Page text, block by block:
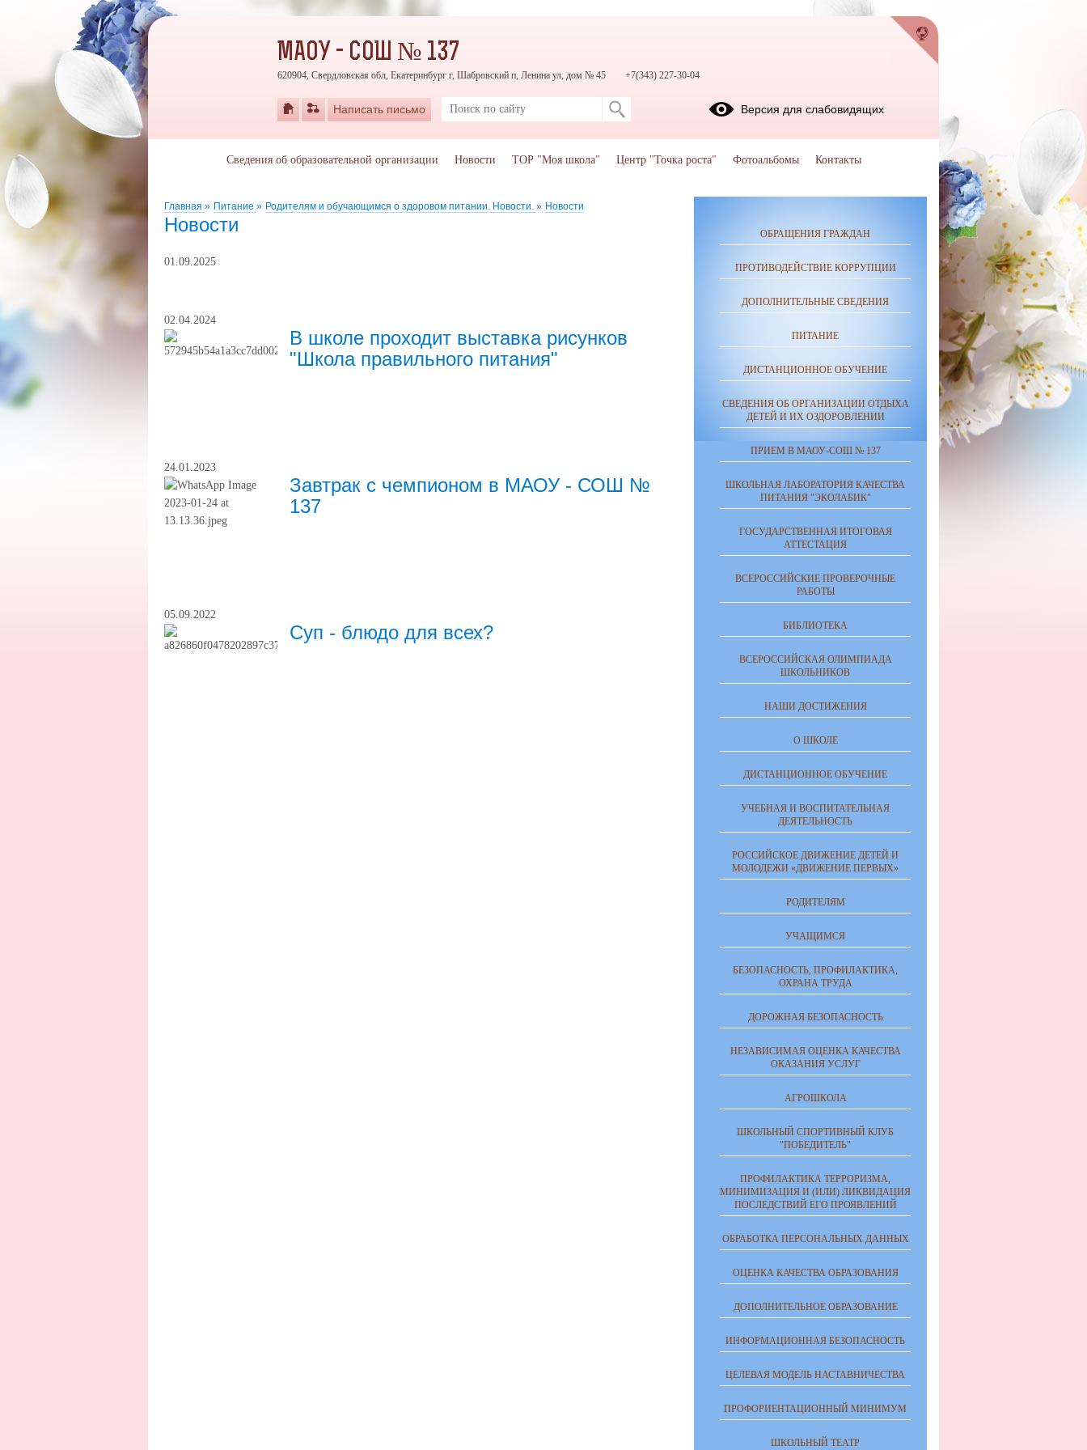
Главная » Питание » Родителям и обучающимся о здоровом питании. Новости. » Новости
Новости
01.09.2025
02.04.2024
В школе проходит выставка рисунков
"Школа правильного питания"
24.01.2023
Завтрак с чемпионом в МАОУ - СОШ №
137
05.09.2022
Суп - блюдо для всех?
ОБРАЩЕНИЯ ГРАЖДАН
ПРОТИВОДЕЙСТВИЕ КОРРУПЦИИ
ДОПОЛНИТЕЛЬНЫЕ СВЕДЕНИЯ
ПИТАНИЕ
ДИСТАНЦИОННОЕ ОБУЧЕНИЕ
СВЕДЕНИЯ ОБ ОРГАНИЗАЦИИ ОТДЫХА
ДЕТЕЙ И ИХ ОЗДОРОВЛЕНИИ
ПРИЕМ В МАОУ-СОШ № 137
ШКОЛЬНАЯ ЛАБОРАТОРИЯ КАЧЕСТВА
ПИТАНИЯ "ЭКОЛАБИК"
ГОСУДАРСТВЕННАЯ ИТОГОВАЯ
АТТЕСТАЦИЯ
ВСЕРОССИЙСКИЕ ПРОВЕРОЧНЫЕ
РАБОТЫ
БИБЛИОТЕКА
ВСЕРОССИЙСКАЯ ОЛИМПИАДА
ШКОЛЬНИКОВ
НАШИ ДОСТИЖЕНИЯ
О ШКОЛЕ
ДИСТАНЦИОННОЕ ОБУЧЕНИЕ
УЧЕБНАЯ И ВОСПИТАТЕЛЬНАЯ
ДЕЯТЕЛЬНОСТЬ
РОССИЙСКОЕ ДВИЖЕНИЕ ДЕТЕЙ И
МОЛОДЕЖИ «ДВИЖЕНИЕ ПЕРВЫХ»
РОДИТЕЛЯМ
УЧАЩИМСЯ
БЕЗОПАСНОСТЬ, ПРОФИЛАКТИКА,
ОХРАНА ТРУДА
ДОРОЖНАЯ БЕЗОПАСНОСТЬ
НЕЗАВИСИМАЯ ОЦЕНКА КАЧЕСТВА
ОКАЗАНИЯ УСЛУГ
АГРОШКОЛА
ШКОЛЬНЫЙ СПОРТИВНЫЙ КЛУБ
"ПОБЕДИТЕЛЬ"
ПРОФИЛАКТИКА ТЕРРОРИЗМА,
МИНИМИЗАЦИЯ И (ИЛИ) ЛИКВИДАЦИЯ
ПОСЛЕДСТВИЙ ЕГО ПРОЯВЛЕНИЙ
ОБРАБОТКА ПЕРСОНАЛЬНЫХ ДАННЫХ
ОЦЕНКА КАЧЕСТВА ОБРАЗОВАНИЯ
ДОПОЛНИТЕЛЬНОЕ ОБРАЗОВАНИЕ
ИНФОРМАЦИОННАЯ БЕЗОПАСНОСТЬ
ЦЕЛЕВАЯ МОДЕЛЬ НАСТАВНИЧЕСТВА
ПРОФОРИЕНТАЦИОННЫЙ МИНИМУМ
ШКОЛЬНЫЙ ТЕАТР
МАОУ - СОШ № 137
620904, Свердловская обл, Екатеринбург г, Шабровский п, Ленина ул, дом № 45 +7(343) 227-30-04
Написать письмо Версия для слабовидящих
Сведения об образовательной организации Новости ТОР "Моя школа" Центр "Точка роста" Фотоальбомы Контакты